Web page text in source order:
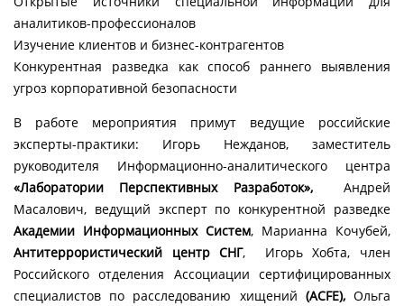
аналитиков-профессионалов
Изучение клиентов и бизнес-контрагентов
Конкурентная разведка как способ раннего выявления
угроз корпоративной безопасности
В работе мероприятия примут ведущие российские
эксперты-практики: Игорь Нежданов, заместитель
руководителя Информационно-аналитического центра
«Лаборатории Перспективных Разработок»,Андрей
Масалович, ведущий эксперт по конкурентной разведке
Академии Информационных Систем, Марианна Кочубей,
Антитеррористический центр СНГ, Игорь Хобта, член
Российского отделения Ассоциации сертифицированных
специалистов по расследованию хищений (ACFE),Ольга